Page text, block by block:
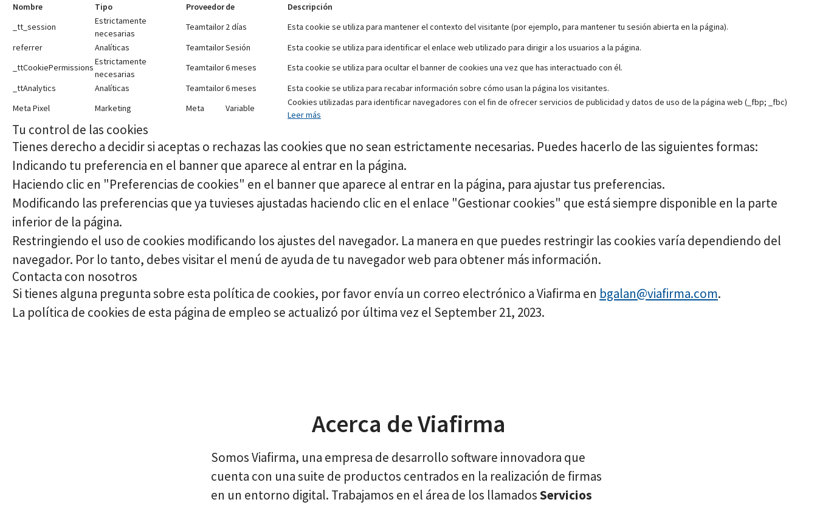
Nombre Tipo Proveedorde
Descripción
_tt_session
Estrictamente
necesarias
Teamtailor2 días
Esta cookie se utiliza para mantener el contexto del visitante (por ejemplo, para mantener tu sesión abierta en la página).
referrer
Analíticas TeamtailorSesión
Esta cookie se utiliza para identificar el enlace web utilizado para dirigir a los usuarios a la página.
_ttCookiePermissions
Estrictamente
necesarias
Teamtailor6 meses
Esta cookie se utiliza para ocultar el banner de cookies una vez que has interactuado con él.
_ttAnalytics
Analíticas Teamtailor6 meses
Esta cookie se utiliza para recabar información sobre cómo usan la página los visitantes.
Meta Pixel
Marketing Meta Variable
Cookies utilizadas para identificar navegadores con el fin de ofrecer servicios de publicidad y datos de uso de la página web (_fbp; _fbc)
Leer más
Tu control de las cookies
Tienes derecho a decidir si aceptas o rechazas las cookies que no sean estrictamente necesarias. Puedes hacerlo de las siguientes formas:
Indicando tu preferencia en el banner que aparece al entrar en la página.
Haciendo clic en "Preferencias de cookies" en el banner que aparece al entrar en la página, para ajustar tus preferencias.
Modificando las preferencias que ya tuvieses ajustadas haciendo clic en el enlace "Gestionar cookies" que está siempre disponible en la parte
inferior de la página.
Restringiendo el uso de cookies modificando los ajustes del navegador. La manera en que puedes restringir las cookies varía dependiendo del
navegador. Por lo tanto, debes visitar el menú de ayuda de tu navegador web para obtener más información.
Contacta con nosotros
Si tienes alguna pregunta sobre esta política de cookies, por favor envía un correo electrónico a Viafirma en bgalan@viafirma.com.
La política de cookies de esta página de empleo se actualizó por última vez el September 21, 2023.
Acerca de Viafirma
Somos Viafirma, una empresa de desarrollo software innovadora que
cuenta con una suite de productos centrados en la realización de firmas
en un entorno digital. Trabajamos en el área de los llamadosServicios